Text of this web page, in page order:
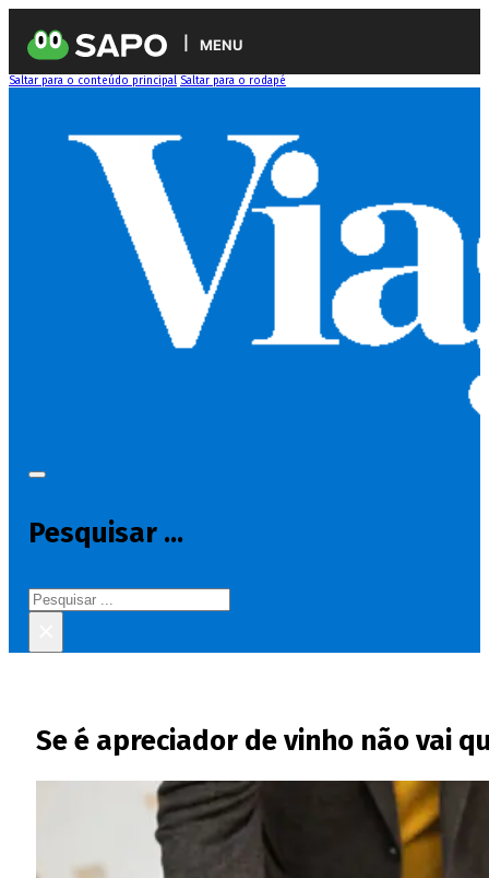
MENU
Saltar para o conteúdo principal Saltar para o rodapé
Pesquisar ...
Pesquisar
Se é apreciador de vinho não vai